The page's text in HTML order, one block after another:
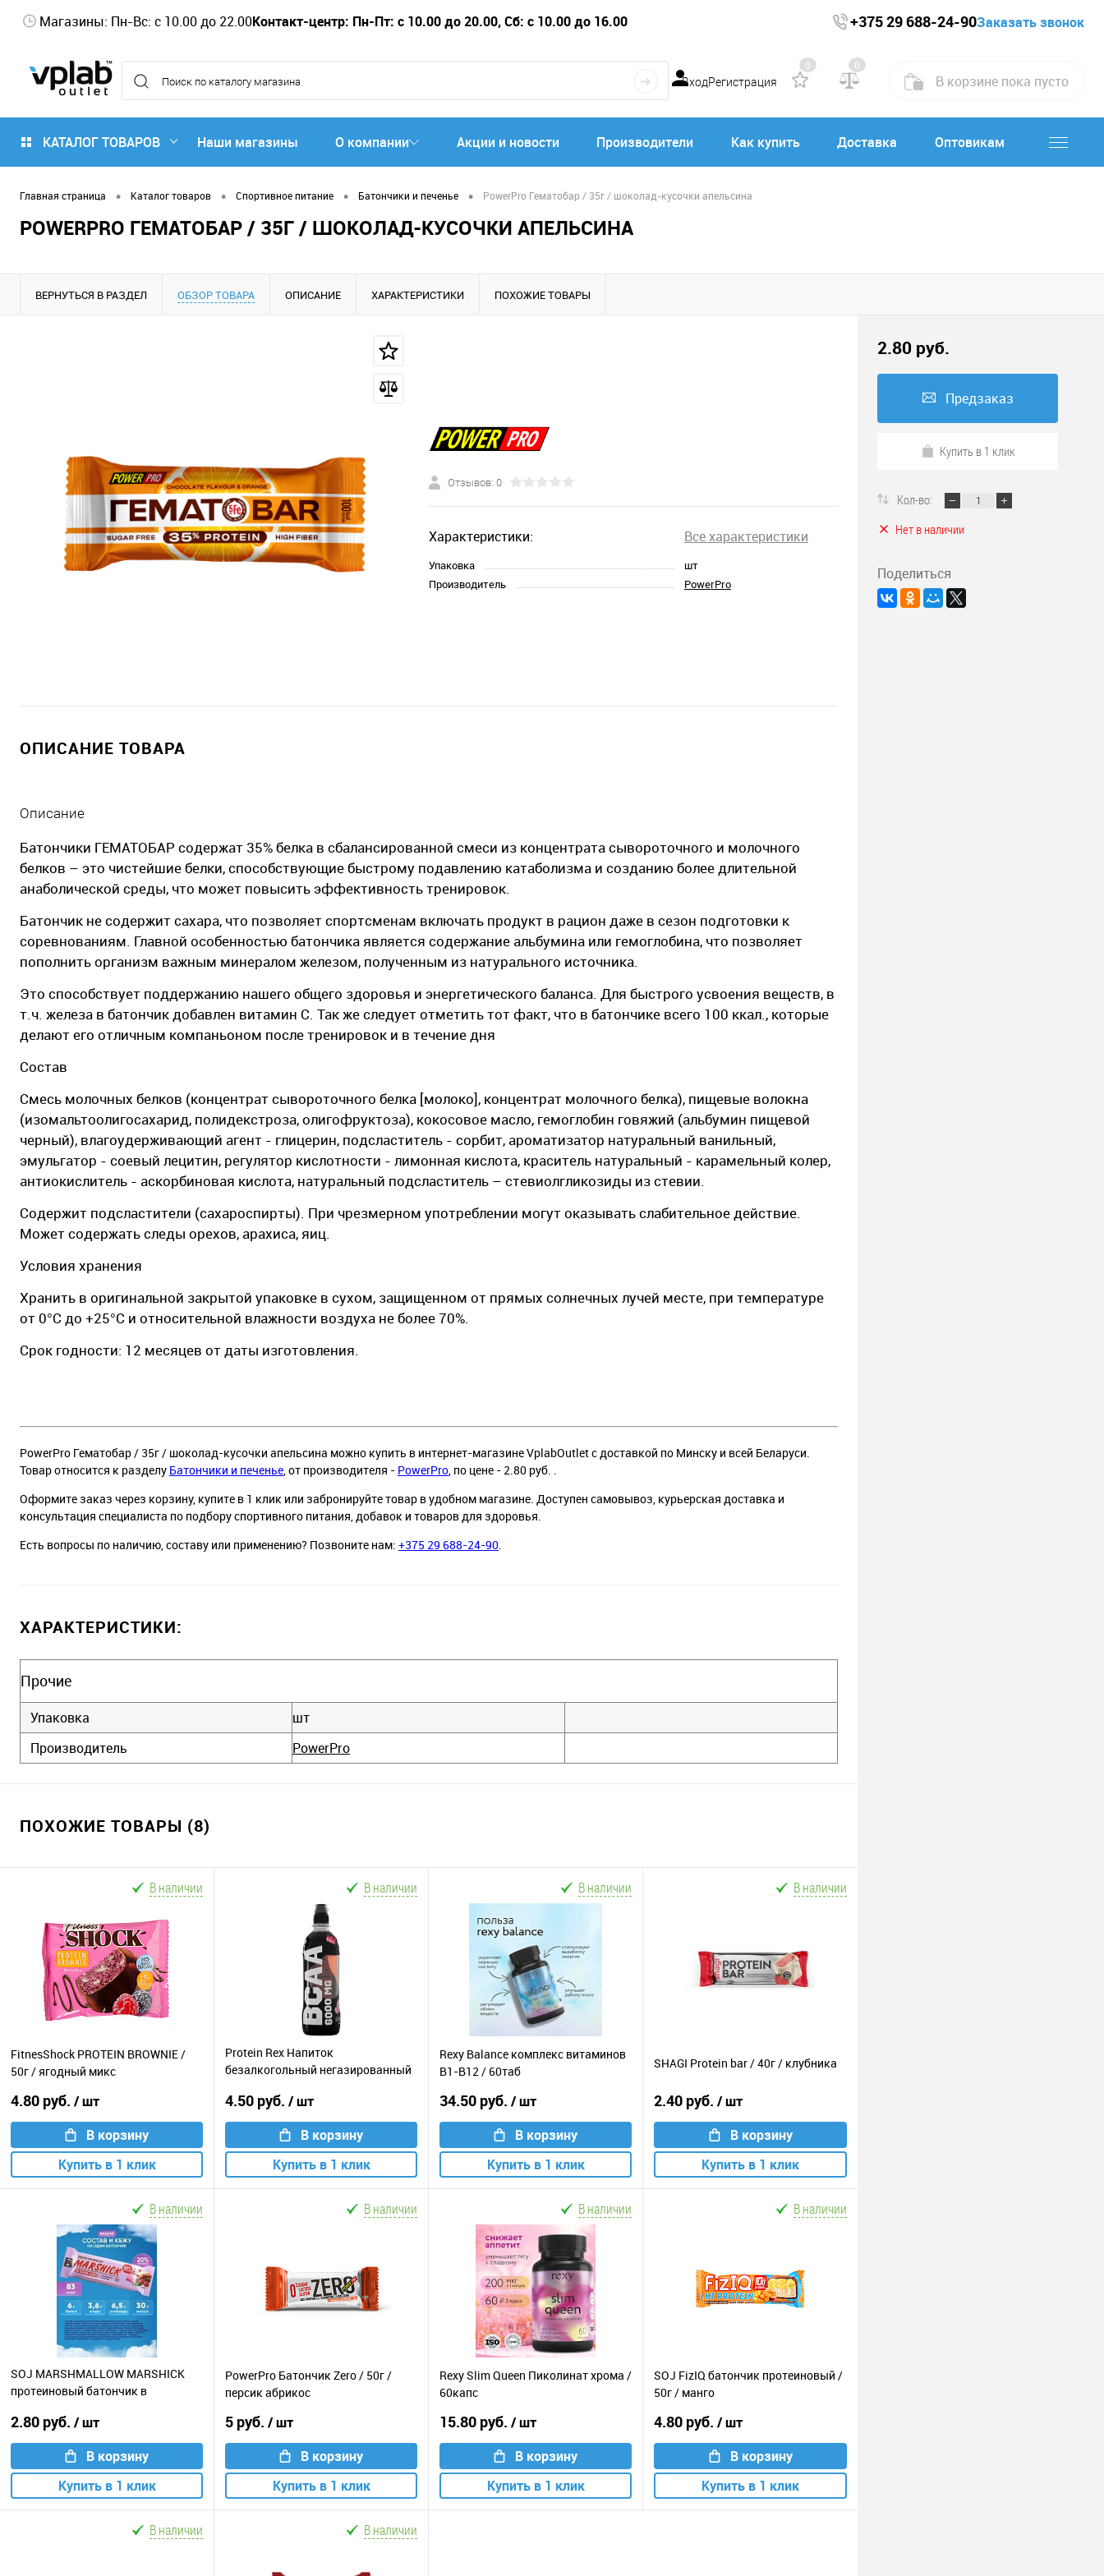
Магазины: Пн-Вс: с 10.00 до 22.00Контакт-центр: Пн-Пт: с 10.00 до 20.00, Сб: с 10.00 до 16.00 +375 29 688-24-90Заказать звонок
ВходРегистрация
0 0
В корзине пока пусто
КАТАЛОГ ТОВАРОВ Наши магазины О компании Акции и новости Производители Как купить Доставка Оптовикам
Главная страница • Каталог товаров • Спортивное питание • Батончики и печенье • PowerPro Гематобар / 35г / шоколад-кусочки апельсина
POWERPRO ГЕМАТОБАР / 35Г / ШОКОЛАД-КУСОЧКИ АПЕЛЬСИНА
ВЕРНУТЬСЯ В РАЗДЕЛ ОБЗОР ТОВАРА ОПИСАНИЕ ХАРАКТЕРИСТИКИ ПОХОЖИЕ ТОВАРЫ
Отзывов: 0
Характеристики: Все характеристики
Упаковка
шт
Производитель
PowerPro
ОПИСАНИЕ ТОВАРА
Описание
Батончики ГЕМАТОБАР содержат 35% белка в сбалансированной смеси из концентрата сывороточного и молочного
белков – это чистейшие белки, способствующие быстрому подавлению катаболизма и созданию более длительной
анаболической среды, что может повысить эффективность тренировок.
Батончик не содержит сахара, что позволяет спортсменам включать продукт в рацион даже в сезон подготовки к
соревнованиям. Главной особенностью батончика является содержание альбумина или гемоглобина, что позволяет
пополнить организм важным минералом железом, полученным из натурального источника.
Это способствует поддержанию нашего общего здоровья и энергетического баланса. Для быстрого усвоения веществ, в
т.ч. железа в батончик добавлен витамин С. Так же следует отметить тот факт, что в батончике всего 100 ккал., которые
делают его отличным компаньоном после тренировок и в течение дня
Состав
Смесь молочных белков (концентрат сывороточного белка [молоко], концентрат молочного белка), пищевые волокна
(изомальтоолигосахарид, полидекстроза, олигофруктоза), кокосовое масло, гемоглобин говяжий (альбумин пищевой
черный), влагоудерживающий агент - глицерин, подсластитель - сорбит, ароматизатор натуральный ванильный,
эмульгатор - соевый лецитин, регулятор кислотности - лимонная кислота, краситель натуральный - карамельный колер,
антиокислитель - аскорбиновая кислота, натуральный подсластитель – стевиолгликозиды из стевии.
Содержит подсластители (сахароспирты). При чрезмерном употреблении могут оказывать слабительное действие.
Может содержать следы орехов, арахиса, яиц.
Условия хранения
Хранить в оригинальной закрытой упаковке в сухом, защищенном от прямых солнечных лучей месте, при температуре
от 0°С до +25°С и относительной влажности воздуха не более 70%.
Срок годности: 12 месяцев от даты изготовления.
PowerPro Гематобар / 35г / шоколад-кусочки апельсина можно купить в интернет-магазине VplabOutlet с доставкой по Минску и всей Беларуси.
Товар относится к разделу Батончики и печенье, от производителя - PowerPro, по цене - 2.80 руб. .
Оформите заказ через корзину, купите в 1 клик или забронируйте товар в удобном магазине. Доступен самовывоз, курьерская доставка и
консультация специалиста по подбору спортивного питания, добавок и товаров для здоровья.
Есть вопросы по наличию, составу или применению? Позвоните нам: +375 29 688-24-90.
ХАРАКТЕРИСТИКИ:
Прочие
Упаковка
шт
Производитель
PowerPro
ПОХОЖИЕ ТОВАРЫ (8)
В наличии
FitnesShock PROTEIN BROWNIE /
50г / ягодный микс
4.80 руб. / шт
В корзину
Купить в 1 клик
В наличии
Protein Rex Напиток
безалкогольный негазированный
4.50 руб. / шт
В корзину
Купить в 1 клик
В наличии
Rexy Balance комплекс витаминов
B1-B12 / 60таб
34.50 руб. / шт
В корзину
Купить в 1 клик
В наличии
SHAGI Protein bar / 40г / клубника
2.40 руб. / шт
В корзину
Купить в 1 клик
В наличии
SOJ MARSHMALLOW MARSHICK
протеиновый батончик в
2.80 руб. / шт
В корзину
Купить в 1 клик
В наличии
PowerPro Батончик Zero / 50г /
персик абрикос
5 руб. / шт
В корзину
Купить в 1 клик
В наличии
Rexy Slim Queen Пиколинат хрома /
60капс
15.80 руб. / шт
В корзину
Купить в 1 клик
В наличии
SOJ FizIQ батончик протеиновый /
50г / манго
4.80 руб. / шт
В корзину
Купить в 1 клик
В наличии В наличии
2.80 руб.
Предзаказ
Купить в 1 клик
Кол-во:
Нет в наличии
Поделиться